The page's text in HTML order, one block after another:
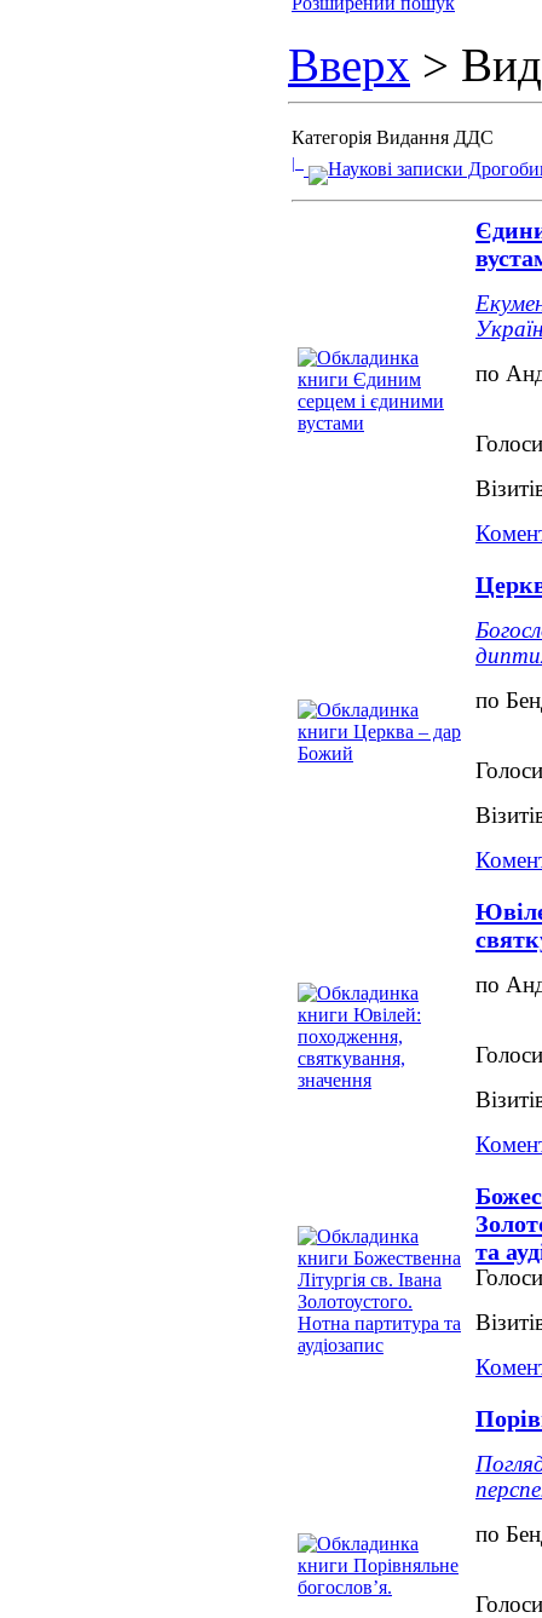
Вверх >
Категорія Видання ДДС
|_ Наукові записки
по
по
по
та
по